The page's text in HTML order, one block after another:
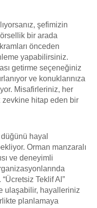
şefimizin
bir arada
önceden
yapabilirsiniz.
getirme seçeneğiniz
ve konuklarınıza
Misafirleriniz, her
zevkine hitap eden bir
hayal
Orman manzaralı
ve deneyimli
Teklif Al”
ulaşabilir, hayalleriniz
planlamaya